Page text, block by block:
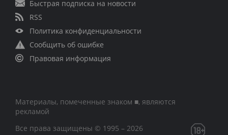
Быстрая подписка на новости
RSS
Политика конфиденциальности
Сообщить об ошибке
Правовая информация
Материалы, помеченные знаком ■, являются
рекламой
Все права защищены © 1995 – 2026